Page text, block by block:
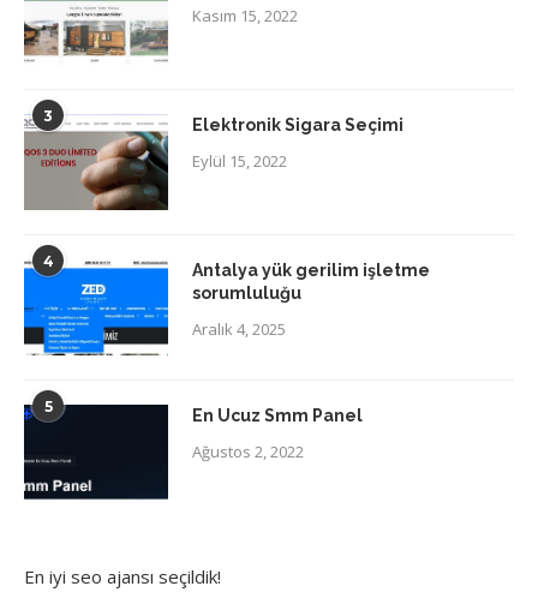
Kasım 15, 2022
3 Elektronik Sigara Seçimi
Eylül 15, 2022
4
Antalya yük gerilim işletme
sorumluluğu
Aralık 4, 2025
5 En Ucuz Smm Panel
Ağustos 2, 2022
En iyi seo ajansı seçildik!